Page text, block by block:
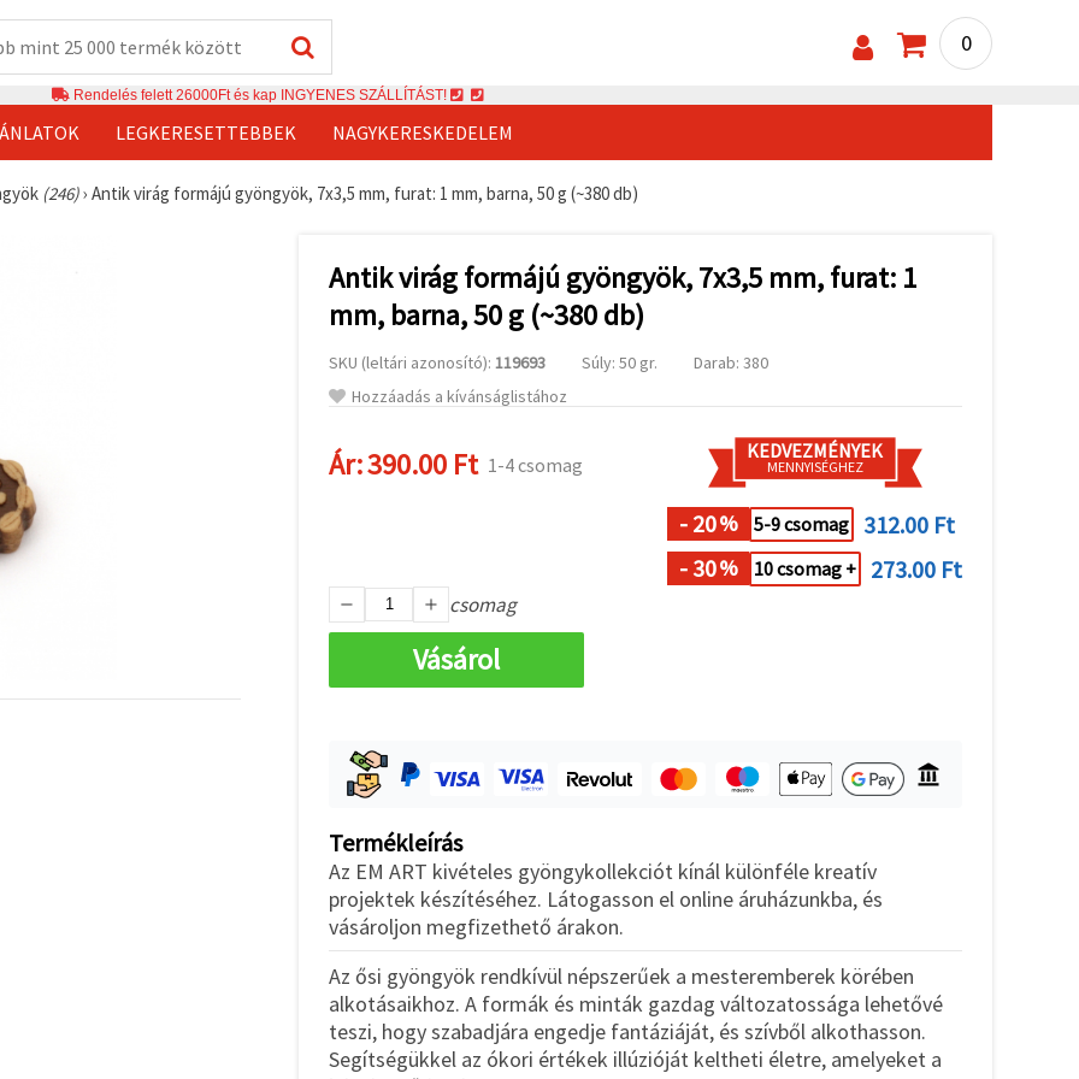
0
Rendelés felett 26000Ft és kap INGYENES SZÁLLÍTÁST!
LEGKERESETTEBBEK NAGYKERESKEDELEM
(246)› Antik virág formájú gyöngyök, 7x3,5 mm, furat: 1 mm, barna, 50 g (~380 db)
Antik virág formájú gyöngyök, 7x3,5 mm, furat: 1
mm, barna, 50 g (~380 db)
SKU (leltári azonosító): 119693 Súly: 50 gr.
Darab: 380
Hozzáadás a kívánságlistához
Ár:390.00 Ft 1-4 csomag
KEDVEZMÉNYEK
MENNYISÉGHEZ
- 20% 5-9 csomag
312.00 Ft
- 30% 10 csomag + 273.00 Ft
csomag
Vásárol
Termékleírás
Az EM ART kivételes gyöngykollekciót kínál különféle kreatív
projektek készítéséhez. Látogasson el online áruházunkba, és
vásároljon megfizethető árakon.
Az ősi gyöngyök rendkívül népszerűek a mesteremberek körében
alkotásaikhoz. A formák és minták gazdag változatossága lehetővé
teszi, hogy szabadjára engedje fantáziáját, és szívből alkothasson.
Segítségükkel az ókori értékek illúzióját keltheti életre, amelyeket a